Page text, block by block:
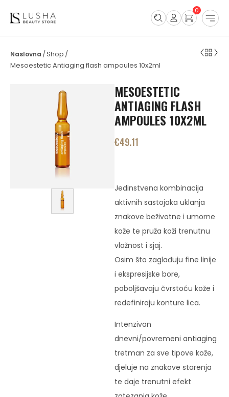
0
/Shop /
Mesoestetic Antiaging flash ampoules 10x2ml
MESOESTETIC
ANTIAGING FLASH
AMPOULES 10X2ML
€49.11
Jedinstvena kombinacija
aktivnih sastojaka uklanja
znakove beživotne i umorne
kože te pruža koži trenutnu
vlažnost i sjaj.
Osim što zaglađuju fine linije
i ekspresijske bore,
poboljšavaju čvrstoću kože i
redefiniraju konture lica.
Intenzivan
dnevni/povremeni antiaging
tretman za sve tipove kože,
djeluje na znakove starenja
te daje trenutni efekt